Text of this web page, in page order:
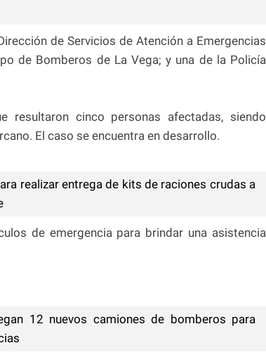
de Servicios de Atención a Emergencias
de Bomberos de La Vega; y una de la Policía
resultaron cinco personas afectadas, siendo
El caso se encuentra en desarrollo.
realizar entrega de kits de raciones crudas a
de emergencia para brindar una asistencia
12 nuevos camiones de bomberos para